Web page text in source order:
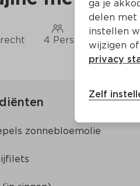
4 Pers. Ca. 20 Min
ga je
delen met
instellen
wijzigen
privacy
Zelf